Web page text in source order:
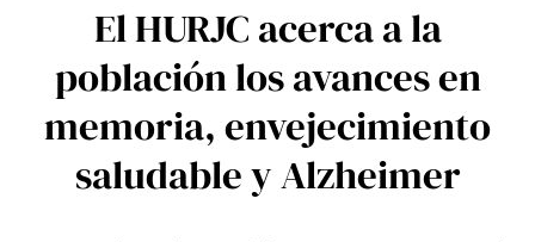
El HURJC acerca a la
población los avances en
memoria, envejecimiento
saludable y Alzheimer